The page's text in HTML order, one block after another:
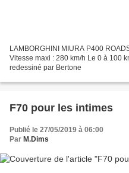
LAMBORGHINI MIURA P400
Vitesse maxi : 280 km/h Le 0 à 100
redessiné par Bertone
F70 pour les intimes
Publié le 27/05/2019 à 06:00
Par M.Dims